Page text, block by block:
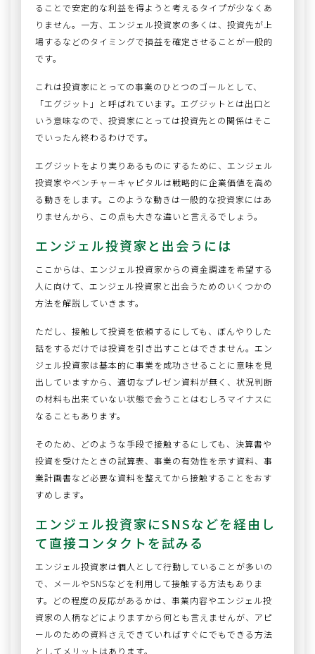
ることで安定的な利益を得ようと考えるタイプが少なくあ
りません。一方、エンジェル投資家の多くは、投資先が上
場するなどのタイミングで損益を確定させることが一般的
です。
これは投資家にとっての事業のひとつのゴールとして、
「エグジット」と呼ばれています。エグジットとは出口と
いう意味なので、投資家にとっては投資先との関係はそこ
でいったん終わるわけです。
エグジットをより実りあるものにするために、エンジェル
投資家やベンチャーキャピタルは戦略的に企業価値を高め
る動きをします。このような動きは一般的な投資家にはあ
りませんから、この点も大きな違いと言えるでしょう。
エンジェル投資家と出会うには
ここからは、エンジェル投資家からの資金調達を希望する
人に向けて、エンジェル投資家と出会うためのいくつかの
方法を解説していきます。
ただし、接触して投資を依頼するにしても、ぼんやりした
話をするだけでは投資を引き出すことはできません。エン
ジェル投資家は基本的に事業を成功させることに意味を見
出していますから、適切なプレゼン資料が無く、状況判断
の材料も出来ていない状態で会うことはむしろマイナスに
なることもあります。
そのため、どのような手段で接触するにしても、決算書や
投資を受けたときの試算表、事業の有効性を示す資料、事
業計画書など必要な資料を整えてから接触することをおす
すめします。
エンジェル投資家にSNSなどを経由し
て直接コンタクトを試みる
エンジェル投資家は個人として行動していることが多いの
で、メールやSNSなどを利用して接触する方法もありま
す。どの程度の反応があるかは、事業内容やエンジェル投
資家の人柄などによりますから何とも言えませんが、アピ
ールのための資料さえできていればすぐにでもできる方法
としてメリットはあります。